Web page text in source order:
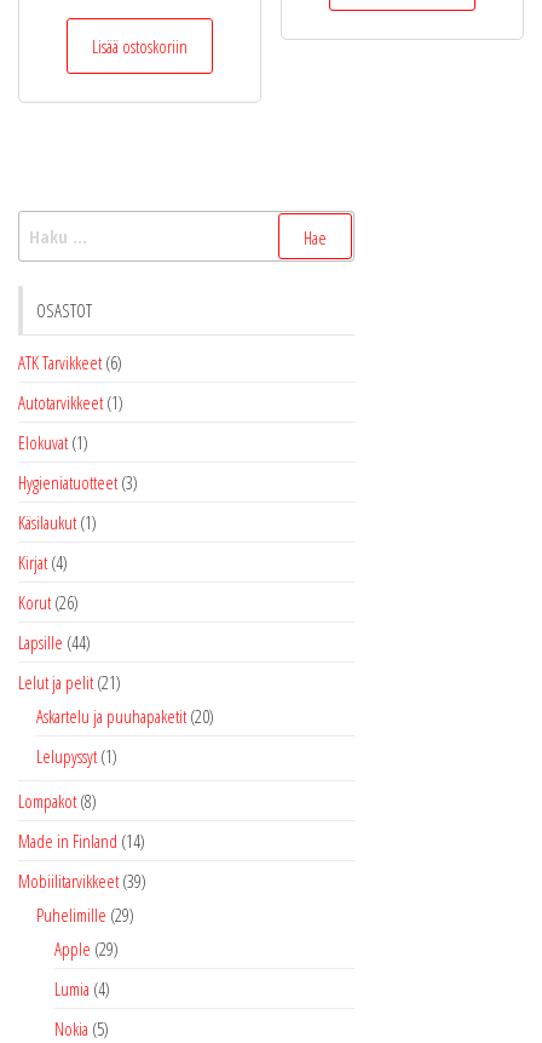
Lisää ostoskoriin
Haku:
OSASTOT
ATK Tarvikkeet (6)
Autotarvikkeet (1)
Elokuvat (1)
Hygieniatuotteet (3)
Käsilaukut (1)
Kirjat (4)
Korut (26)
Lapsille (44)
Lelut ja pelit (21)
Askartelu ja puuhapaketit (20)
Lelupyssyt (1)
Lompakot (8)
Made in Finland (14)
Mobiilitarvikkeet (39)
Puhelimille (29)
Apple (29)
Lumia (4)
Nokia (5)